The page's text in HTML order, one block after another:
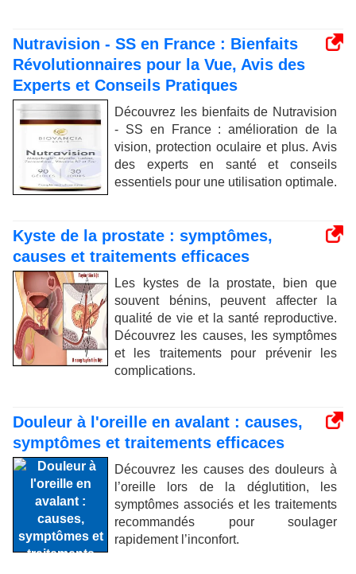
Nutravision - SS en France : Bienfaits
Révolutionnaires pour la Vue, Avis des
Experts et Conseils Pratiques
Découvrez les bienfaits de Nutravision
- SS en France : amélioration de la
vision, protection oculaire et plus. Avis
des experts en santé et conseils
essentiels pour une utilisation optimale.
Kyste de la prostate : symptômes,
causes et traitements efficaces
Les kystes de la prostate, bien que
souvent bénins, peuvent affecter la
qualité de vie et la santé reproductive.
Découvrez les causes, les symptômes
et les traitements pour prévenir les
complications.
Douleur à l'oreille en avalant : causes,
symptômes et traitements efficaces
Découvrez les causes des douleurs à
l’oreille lors de la déglutition, les
symptômes associés et les traitements
recommandés pour soulager
rapidement l’inconfort.